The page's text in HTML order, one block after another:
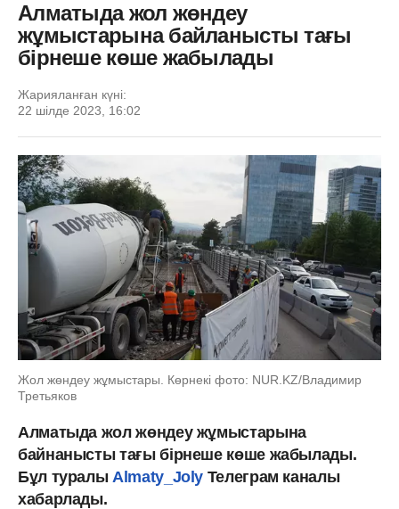
Алматыда жол жөндеу
жұмыстарына байланысты тағы
бірнеше көше жабылады
Жарияланған күні:
22 шілде 2023, 16:02
Жол жөндеу жұмыстары. Көрнекі фото: NUR.KZ/Владимир
Третьяков
Алматыда жол жөндеу жұмыстарына
байнанысты тағы бірнеше көше жабылады.
Бұл туралы Almaty_Joly Телеграм каналы
хабарлады.